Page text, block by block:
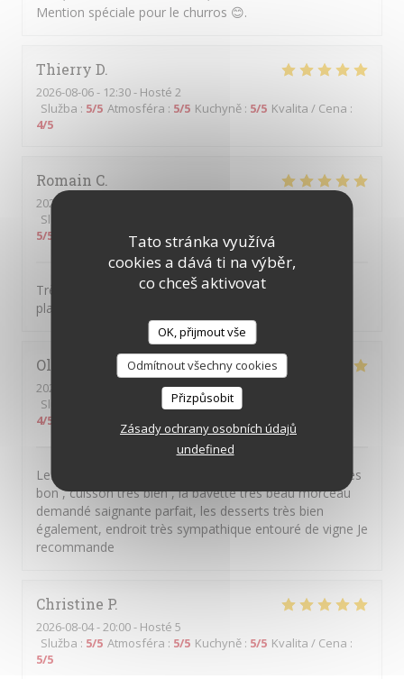
Tato stránka využívá
cookies a dává ti na výběr,
co chceš aktivovat
OK, přijmout vše
Odmítnout všechny cookies
Přizpůsobit
Zásady ochrany osobních údajů
undefined
Mention spéciale pour le churros 😊.
Thierry D
2026-08-06- 12:30 - Hosté 2
Služba : 5/5 Atmosféra : 5/5 Kuchyně : 5/5 Kvalita / Cena :
4/5
Romain C
2026-08-05
Služba
5/5
Très beau cadre, serveurs attentionnés et très bons
plats!
Olivier
2026-08-05
- 19:30 - Hosté 3
Služba
Atmosféra 5/5 Kuchyně:
4/5
Les poissons avec leurs accompagnements étaient très
bon , cuisson très bien , la bavette très beau morceau
demandé saignante parfait, les desserts très bien
également, endroit très sympathique entouré de vigne Je
recommande
Christine P
2026-08-04- 20:00 - Hosté 5
Služba : 5/5 Atmosféra : 5/5 Kuchyně : 5/5 Kvalita / Cena :
5/5